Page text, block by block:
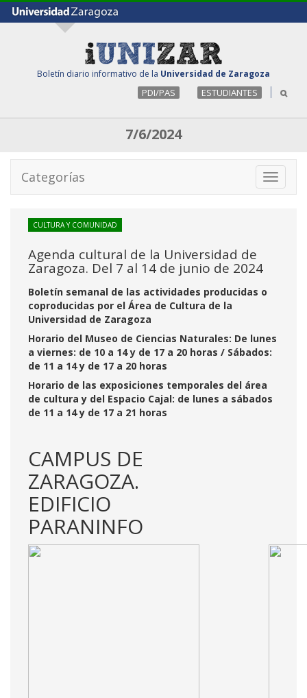
Boletín diario informativo de la Universidad de Zaragoza
PDI/PAS ESTUDIANTES
7/6/2024
Toggle
Categorías
CULTURA Y COMUNIDAD
Agenda cultural de la Universidad de
Zaragoza. Del 7 al 14 de junio de 2024
Boletín semanal de las actividades producidas o
coproducidas por el Área de Cultura de la
Universidad de Zaragoza
Horario del Museo de Ciencias Naturales: De lunes
a viernes: de 10 a 14 y de 17 a 20 horas / Sábados:
de 11 a 14 y de 17 a 20 horas
Horario de las exposiciones temporales del área
de cultura y del Espacio Cajal: de lunes a sábados
de 11 a 14 y de 17 a 21 horas
CAMPUS DE
ZARAGOZA.
EDIFICIO
PARANINFO